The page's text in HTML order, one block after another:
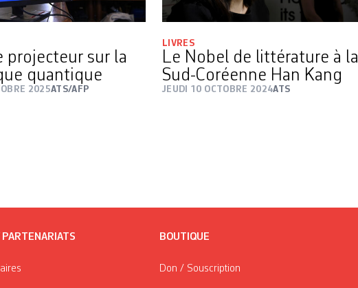
projecteur sur la
quantique
2025ATS/AFP
LIVRES
Le Nobel de littérature à la
Sud-Coréenne Han Kang
JEUDI 10 OCTOBRE 2024ATS
BOUTIQUE
Don / Souscription